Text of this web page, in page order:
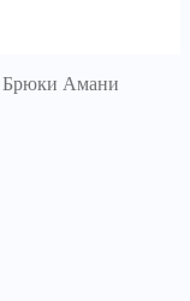
Брюки Амани